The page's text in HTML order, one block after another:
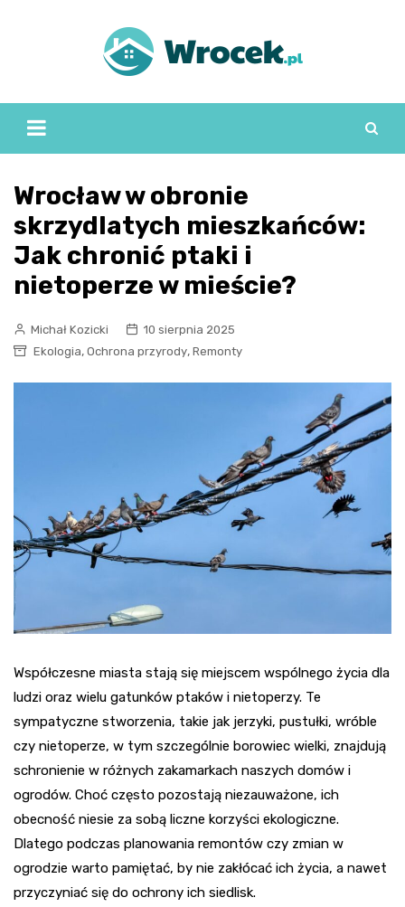
Wrocław w obronie
skrzydlatych mieszkańców:
Jak chronić ptaki i
nietoperze w mieście?
Michał Kozicki
10 sierpnia 2025
Ekologia, Ochrona przyrody, Remonty
Współczesne miasta stają się miejscem wspólnego życia dla
ludzi oraz wielu gatunków ptaków i nietoperzy. Te
sympatyczne stworzenia, takie jak jerzyki, pustułki, wróble
czy nietoperze, w tym szczególnie borowiec wielki, znajdują
schronienie w różnych zakamarkach naszych domów i
ogrodów. Choć często pozostają niezauważone, ich
obecność niesie za sobą liczne korzyści ekologiczne.
Dlatego podczas planowania remontów czy zmian w
ogrodzie warto pamiętać, by nie zakłócać ich życia, a nawet
przyczyniać się do ochrony ich siedlisk.